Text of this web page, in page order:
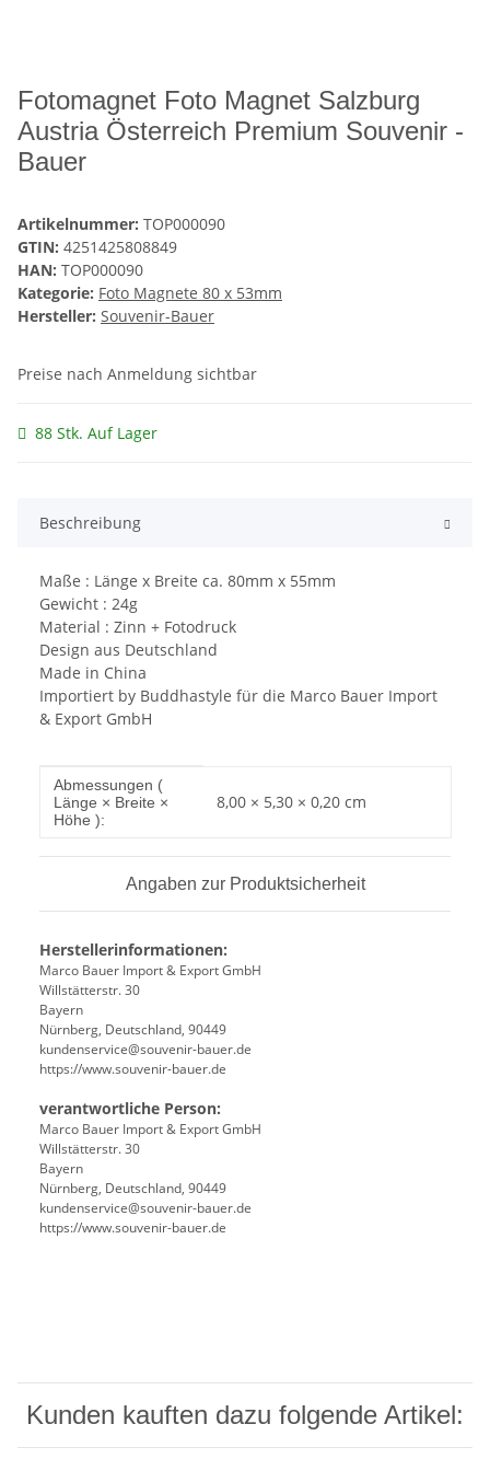
Fotomagnet Foto Magnet Salzburg
Austria Österreich Premium Souvenir -
Bauer
Artikelnummer: TOP000090
GTIN: 4251425808849
HAN: TOP000090
Kategorie: Foto Magnete 80 x 53mm
Hersteller: Souvenir-Bauer
Preise nach Anmeldung sichtbar
88 Stk. Auf Lager
Beschreibung
Maße : Länge x Breite ca. 80mm x 55mm
Gewicht : 24g
Material : Zinn + Fotodruck
Design aus Deutschland
Made in China
Importiert by Buddhastyle für die Marco Bauer Import
& Export GmbH
Produkteigenschaft
Wert
Abmessungen (
Länge × Breite ×
Höhe ):
8,00 × 5,30 × 0,20 cm
Angaben zur Produktsicherheit
Herstellerinformationen:
Marco Bauer Import & Export GmbH
Willstätterstr. 30
Bayern
Nürnberg, Deutschland, 90449
kundenservice@souvenir-bauer.de
https://www.souvenir-bauer.de
verantwortliche Person:
Marco Bauer Import & Export GmbH
Willstätterstr. 30
Bayern
Nürnberg, Deutschland, 90449
kundenservice@souvenir-bauer.de
https://www.souvenir-bauer.de
Kunden kauften dazu folgende Artikel: